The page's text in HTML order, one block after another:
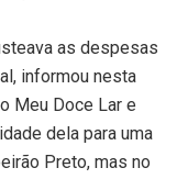
as despesas
informou nesta
Meu Doce Lar e
dela para uma
Preto, mas no